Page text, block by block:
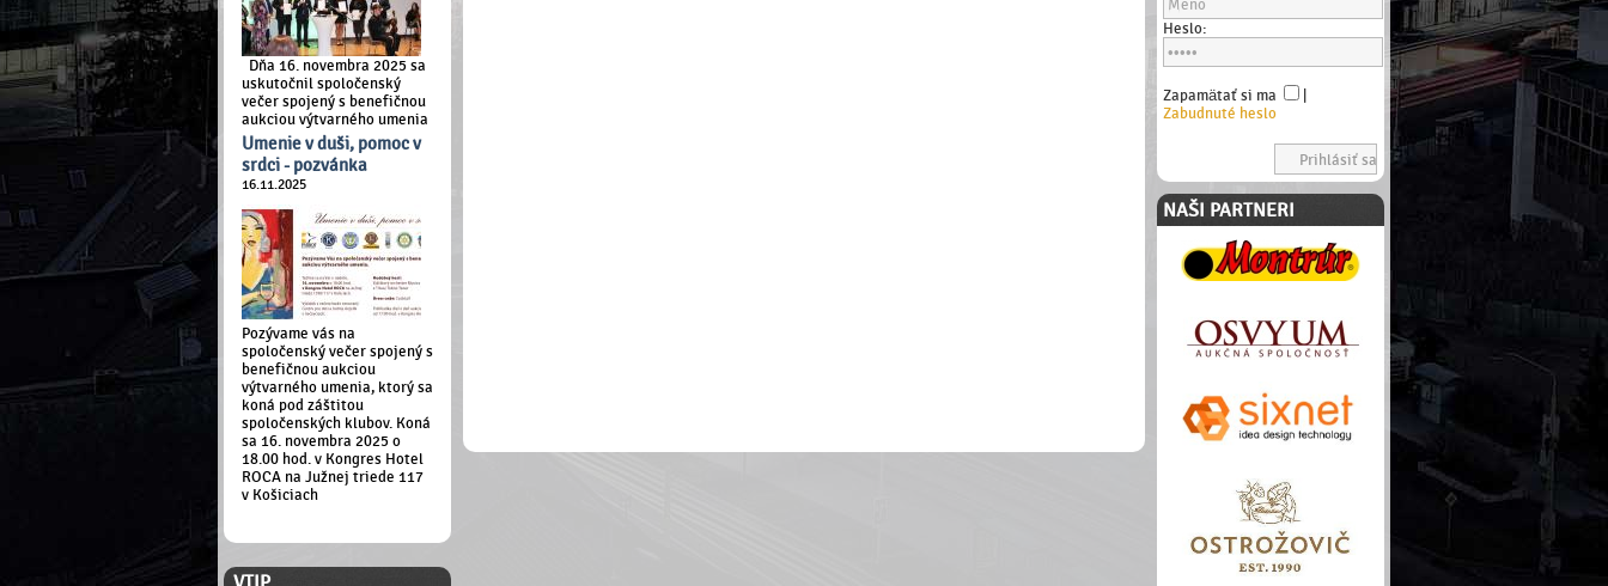
Heslo:
Zapamätať si ma
Zabudnuté heslo
NAŠI PARTNERI
Dňa 16. novembra 2025 sa
uskutočnil spoločenský
večer spojený s benefičnou
aukciou výtvarného umenia
Umenie v duši, pomoc v
srdci - pozvánka
16.11.2025
Pozývame vás na
spoločenský večer spojený s
benefičnou aukciou
výtvarného umenia, ktorý sa
koná pod záštitou
spoločenských klubov. Koná
sa 16. novembra 2025 o
18.00 hod. v Kongres Hotel
ROCA na Južnej triede 117
v Košiciach